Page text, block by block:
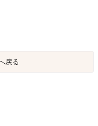
戻る